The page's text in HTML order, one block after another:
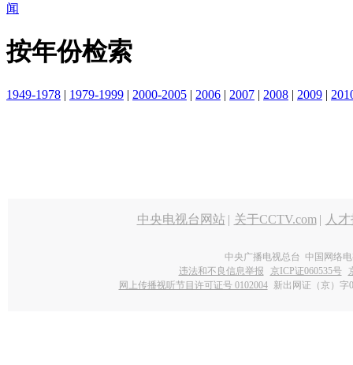
闻
按年份检索
1949-1978 | 1979-1999 | 2000-2005 | 2006 | 2007 | 2008 | 2009 |
中央电视台网站 | 关于CCTV.com | 人
中央广播电视总台 中国网络
违法和不良信息举报
京ICP证060535号
网上传播视听节目许可证号 0102004 新出网证（京）